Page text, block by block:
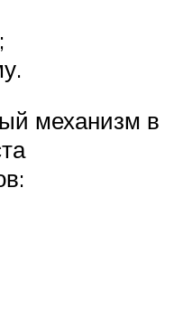
механизм в